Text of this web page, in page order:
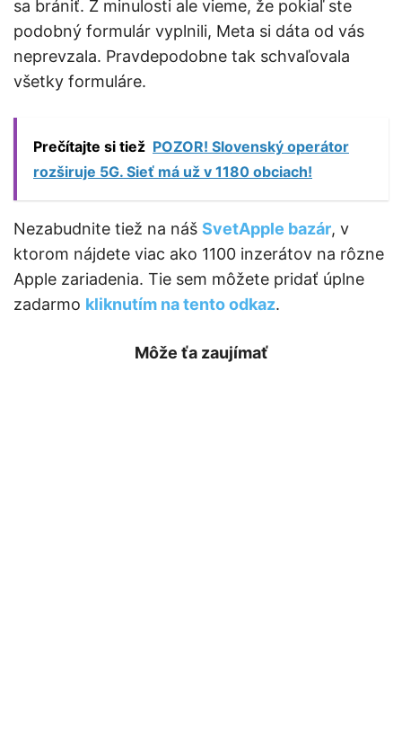
sa brániť. Z minulosti ale vieme, že pokiaľ ste
podobný formulár vyplnili, Meta si dáta od vás
neprevzala. Pravdepodobne tak schvaľovala
všetky formuláre.
Prečítajte si tiež POZOR! Slovenský operátor
rozširuje 5G. Sieť má už v 1180 obciach!
Nezabudnite tiež na náš SvetApple bazár, v
ktorom nájdete viac ako 1100 inzerátov na rôzne
Apple zariadenia. Tie sem môžete pridať úplne
zadarmo kliknutím na tento odkaz.
Môže ťa zaujímať